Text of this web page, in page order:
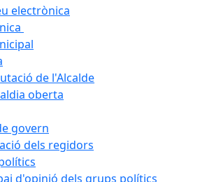
electrònica
de l'Alcalde
oberta
govern
dels regidors
d'opinió dels grups polítics